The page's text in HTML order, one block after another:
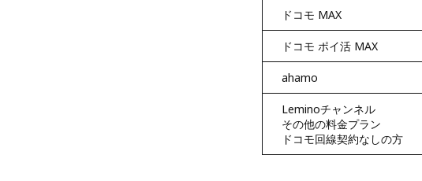
ドコモ MAX
ドコモ ポイ活 MAX
ahamo
Leminoチャンネル
その他の料金プラン
ドコモ回線契約なしの方